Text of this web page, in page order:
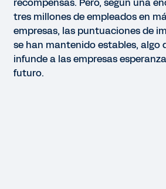
y
recompensas. Pero, según una
tres millones de empleados en
empresas, las puntuaciones de
se han mantenido estables, algo
infunde a las empresas
futuro.